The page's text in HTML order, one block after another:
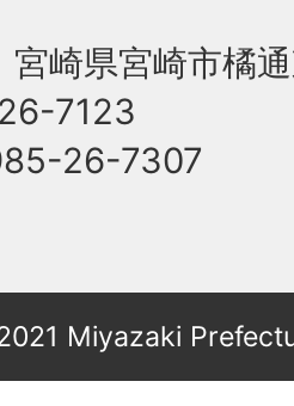
崎県宮崎市橘通
7123
26-7307
Miyazaki